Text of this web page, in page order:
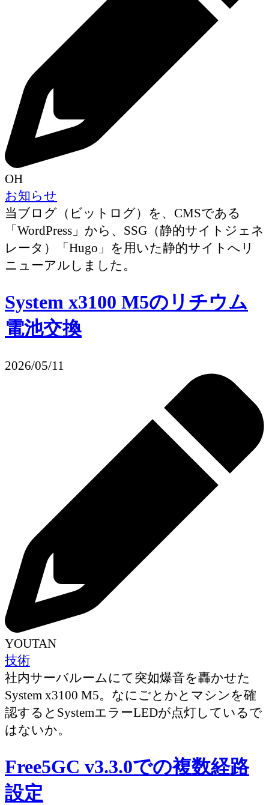
OH
お知らせ
当ブログ（ビットログ）を、CMSである
「WordPress」から、SSG（静的サイトジェネ
レータ）「Hugo」を用いた静的サイトへリ
ニューアルしました。
System x3100 M5のリチウム
電池交換
2026/05/11
YOUTAN
技術
社内サーバルームにて突如爆音を轟かせた
System x3100 M5。なにごとかとマシンを確
認するとSystemエラーLEDが点灯しているで
はないか。
Free5GC v3.3.0での複数経路
設定